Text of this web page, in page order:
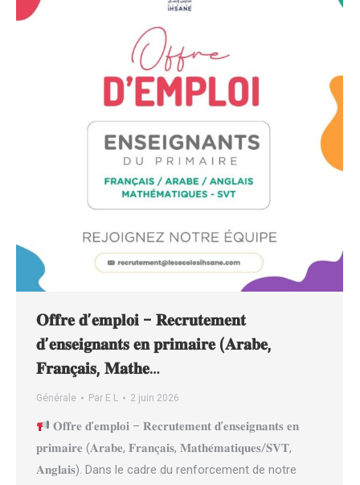
𝐎𝐟𝐟𝐫𝐞 𝐝’𝐞𝐦𝐩𝐥𝐨𝐢 – 𝐑𝐞𝐜𝐫𝐮𝐭𝐞𝐦𝐞𝐧𝐭
𝐝’𝐞𝐧𝐬𝐞𝐢𝐠𝐧𝐚𝐧𝐭𝐬 𝐞𝐧 𝐩𝐫𝐢𝐦𝐚𝐢𝐫𝐞 (𝐀𝐫𝐚𝐛𝐞,
𝐅𝐫𝐚𝐧𝐜̧𝐚𝐢𝐬, 𝐌𝐚𝐭𝐡𝐞…
Générale Par E L 2 juin 2026
𝐎𝐟𝐟𝐫𝐞 𝐝’𝐞𝐦𝐩𝐥𝐨𝐢 – 𝐑𝐞𝐜𝐫𝐮𝐭𝐞𝐦𝐞𝐧𝐭 𝐝’𝐞𝐧𝐬𝐞𝐢𝐠𝐧𝐚𝐧𝐭𝐬 𝐞𝐧
𝐩𝐫𝐢𝐦𝐚𝐢𝐫𝐞 (𝐀𝐫𝐚𝐛𝐞, 𝐅𝐫𝐚𝐧𝐜̧𝐚𝐢𝐬, 𝐌𝐚𝐭𝐡𝐞́𝐦𝐚𝐭𝐢𝐪𝐮𝐞𝐬/𝐒𝐕𝐓,
𝐀𝐧𝐠𝐥𝐚𝐢𝐬). Dans le cadre du renforcement de notre